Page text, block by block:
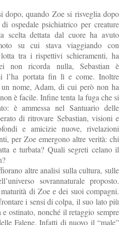
dopo, quando Zoe si risveglia dopo
ospedale psichiatrico per creature
scelta dettata dal cuore ha avuto
su cui stava viaggiando con
tra i rispettivi schieramenti, ha
non ricorda nulla, Sebastian è
l’ha portata fin lì e come. Inoltre
nome, Adam, di cui però non ha
è facile. Infine tenta la fuga che si
è ammessa nel Santuario delle
di ritrovare Sebastian, visioni e
e amicizie nuove, rivelazioni
per Zoe emergono altre verità: chi
e turbata? Quali segreti celano il
altre analisi sulla cultura, sulle
sovrannaturale proposto.
di Zoe e dei suoi compagni.
i sensi di colpa, il suo lato più
ostinato, nonché il retaggio sempre
Falene. Infatti di nuovo il “male”